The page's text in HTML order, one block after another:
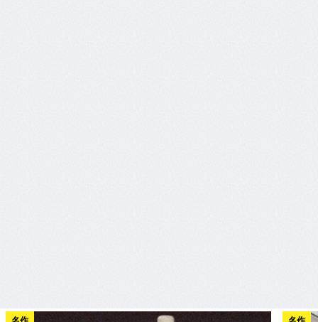
名作 名作